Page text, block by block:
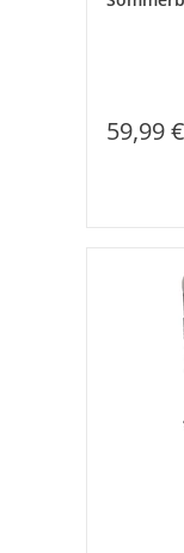
59,99 €